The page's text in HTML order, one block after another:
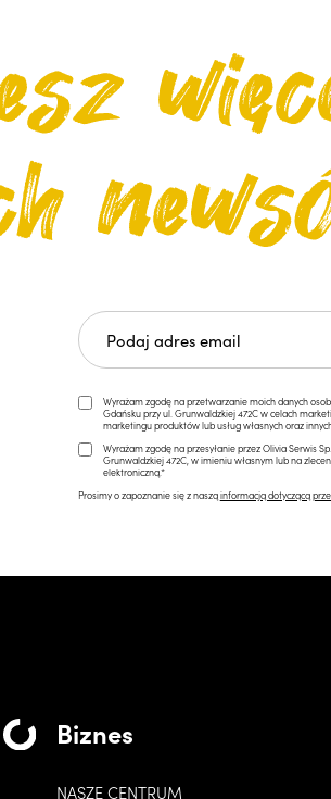
Wyrażam zgodę na przetwarzanie moich danych
Gdańsku przy ul. Grunwaldzkiej 472C w celach
marketingu produktów lub usług własnych oraz
Wyrażam zgodę na przesyłanie przez Olivia Serwis
Grunwaldzkiej 472C, w imieniu własnym lub na
elektroniczną.*
Prosimy o zapoznanie się z nasząinformacją dotyczącą
Biznes
NASZE CENTRUM